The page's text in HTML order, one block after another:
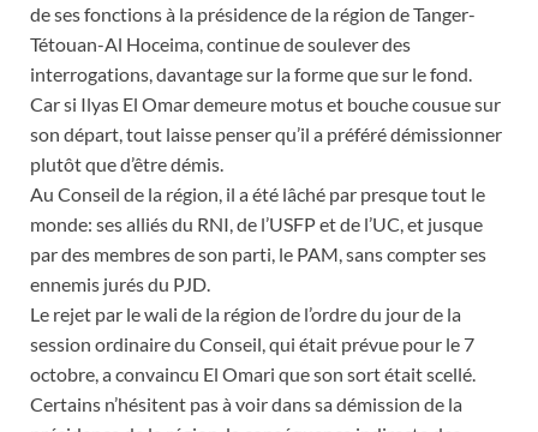
de ses fonctions à la présidence de la région de Tanger-
Tétouan-Al Hoceima, continue de soulever des
interrogations, davantage sur la forme que sur le fond.
Car si Ilyas El Omar demeure motus et bouche cousue sur
son départ, tout laisse penser qu’il a préféré démissionner
plutôt que d’être démis.
Au Conseil de la région, il a été lâché par presque tout le
monde: ses alliés du RNI, de l’USFP et de l’UC, et jusque
par des membres de son parti, le PAM, sans compter ses
ennemis jurés du PJD.
Le rejet par le wali de la région de l’ordre du jour de la
session ordinaire du Conseil, qui était prévue pour le 7
octobre, a convaincu El Omari que son sort était scellé.
Certains n’hésitent pas à voir dans sa démission de la